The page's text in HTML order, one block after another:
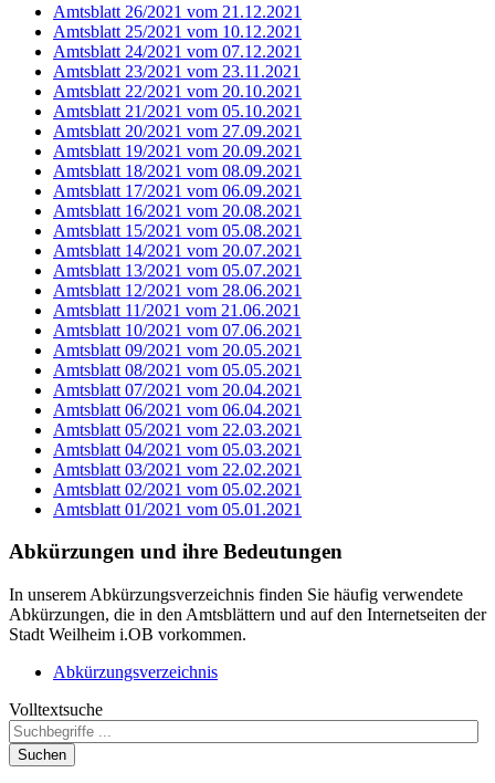
Amtsblatt 26/2021 vom 21.12.2021
Amtsblatt 25/2021 vom 10.12.2021
Amtsblatt 24/2021 vom 07.12.2021
Amtsblatt 23/2021 vom 23.11.2021
Amtsblatt 22/2021 vom 20.10.2021
Amtsblatt 21/2021 vom 05.10.2021
Amtsblatt 20/2021 vom 27.09.2021
Amtsblatt 19/2021 vom 20.09.2021
Amtsblatt 18/2021 vom 08.09.2021
Amtsblatt 17/2021 vom 06.09.2021
Amtsblatt 16/2021 vom 20.08.2021
Amtsblatt 15/2021 vom 05.08.2021
Amtsblatt 14/2021 vom 20.07.2021
Amtsblatt 13/2021 vom 05.07.2021
Amtsblatt 12/2021 vom 28.06.2021
Amtsblatt 11/2021 vom 21.06.2021
Amtsblatt 10/2021 vom 07.06.2021
Amtsblatt 09/2021 vom 20.05.2021
Amtsblatt 08/2021 vom 05.05.2021
Amtsblatt 07/2021 vom 20.04.2021
Amtsblatt 06/2021 vom 06.04.2021
Amtsblatt 05/2021 vom 22.03.2021
Amtsblatt 04/2021 vom 05.03.2021
Amtsblatt 03/2021 vom 22.02.2021
Amtsblatt 02/2021 vom 05.02.2021
Amtsblatt 01/2021 vom 05.01.2021
Abkürzungen und ihre Bedeutungen
In unserem Abkürzungsverzeichnis finden Sie häufig verwendete
Abkürzungen, die in den Amtsblättern und auf den Internetseiten der
Stadt Weilheim i.OB vorkommen.
Abkürzungsverzeichnis
Volltextsuche
Suchen